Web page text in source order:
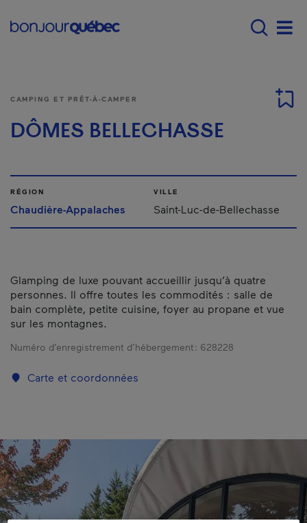
Main navigation -
CAMPING ET PRÊT-À-CAMPER
DÔMES BELLECHASSE
RÉGION
Chaudière-Appalaches
VILLE
Saint-Luc-de-Bellechasse
Glamping de luxe pouvant accueillir jusqu’à quatre
personnes. Il offre toutes les commodités : salle de
bain complète, petite cuisine, foyer au propane et vue
sur les montagnes.
Numéro d’enregistrement d’hébergement : 628228
Carte et coordonnées